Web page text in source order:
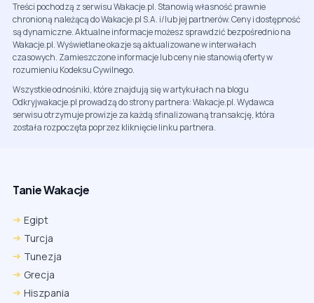
Treści pochodzą z serwisu Wakacje.pl. Stanowią własność prawnie
chronioną należącą do Wakacje.pl S.A. i/lub jej partnerów. Ceny i dostępność
są dynamiczne. Aktualne informacje możesz sprawdzić bezpośrednio na
Wakacje.pl. Wyświetlane okazje są aktualizowane w interwałach
czasowych. Zamieszczone informacje lub ceny nie stanowią oferty w
rozumieniu Kodeksu Cywilnego.
Wszystkie odnośniki, które znajdują się w artykułach na blogu
Odkryjwakacje.pl prowadzą do strony partnera: Wakacje.pl. Wydawca
serwisu otrzymuje prowizje za każdą sfinalizowaną transakcję, która
została rozpoczęta poprzez kliknięcie linku partnera.
Tanie Wakacje
Egipt
Turcja
Tunezja
Grecja
Hiszpania